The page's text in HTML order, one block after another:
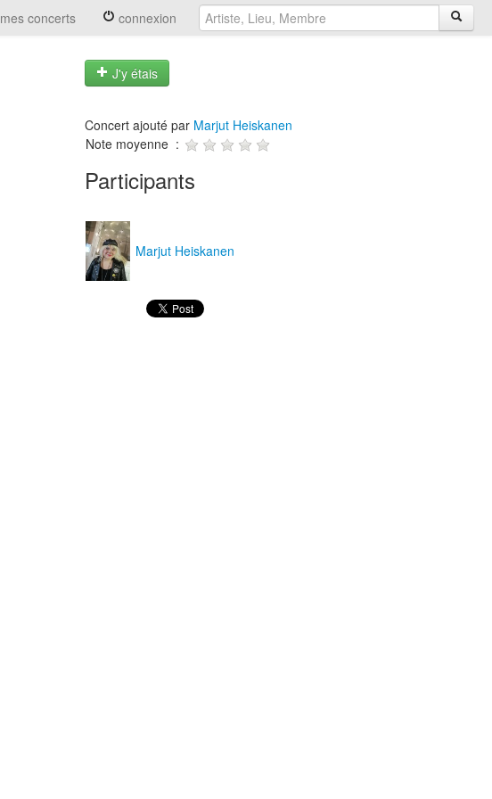
mes concerts connexion
J'y étais
Concert ajouté par Marjut Heiskanen
Note moyenne :
Participants
Marjut Heiskanen